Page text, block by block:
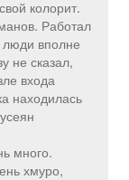
колорит.
Работал
вполне
не сказал,
входа
находилась
много.
хмуро,